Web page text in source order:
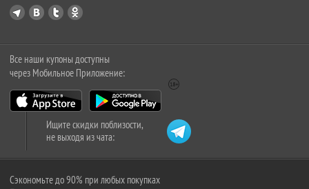
Все наши купоны доступны
через Мобильное Приложение:
Ищите скидки поблизости,
не выходя из чата:
Сэкономьте до 90% при любых покупках